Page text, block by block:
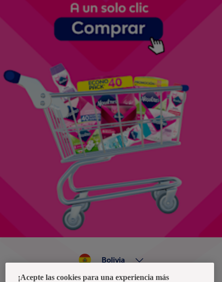
Bolivia
¡Acepte las cookies para una experiencia más